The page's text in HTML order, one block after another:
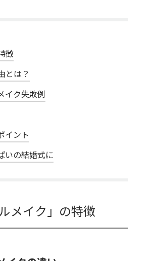
徴
とは？
イク失敗例
イント
いの結婚式に
メイク」の特徴